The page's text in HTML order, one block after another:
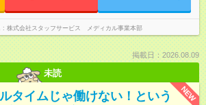
株式会社スタッフサービス メディカル事業本部
掲載日：2026.08.09
未読
NEW
タイムじゃ働けない！という